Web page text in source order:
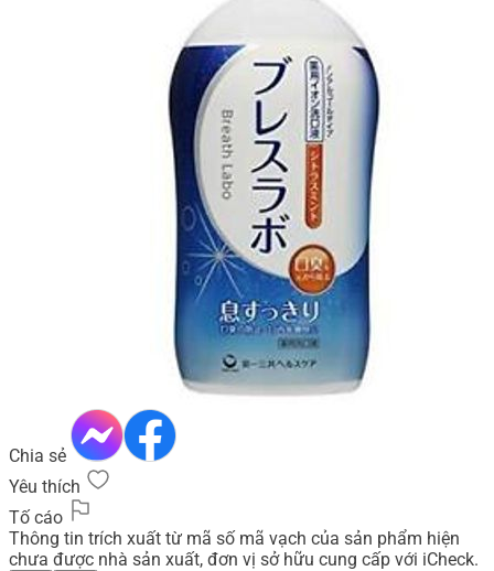
Chia sẻ
Yêu thích
Tố cáo
Thông tin trích xuất từ mã số mã vạch của sản phẩm hiện
chưa được nhà sản xuất, đơn vị sở hữu cung cấp với iCheck.